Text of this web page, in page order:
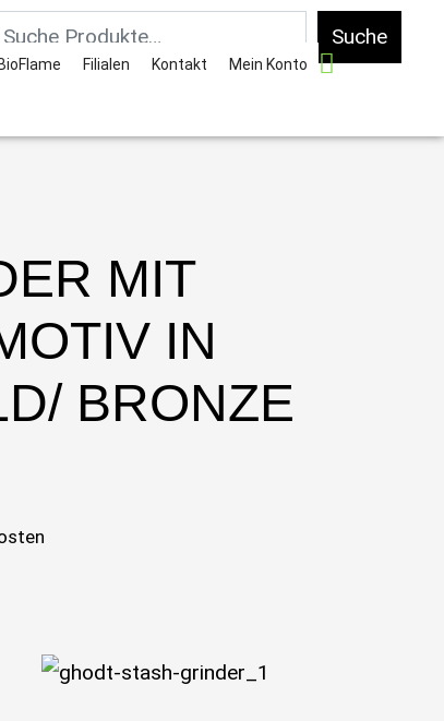
Suche
BioFlame Filialen Kontakt Mein Konto
MIT
IN
BRONZE